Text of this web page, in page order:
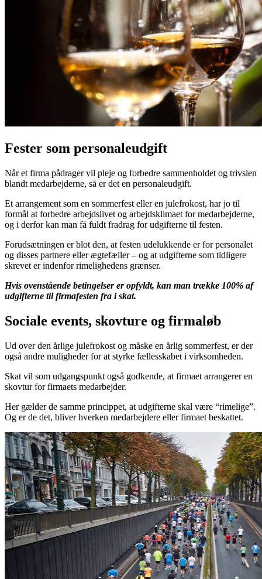
Fester som personaleudgift
Når et firma pådrager vil pleje og forbedre sammenholdet og trivslen
blandt medarbejderne, så er det en personaleudgift.
Et arrangement som en sommerfest eller en julefrokost, har jo til
formål at forbedre arbejdslivet og arbejdsklimaet for medarbejderne,
og i derfor kan man få fuldt fradrag for udgifterne til festen.
Forudsætningen er blot den, at festen udelukkende er for personalet
og disses partnere eller ægtefæller – og at udgifterne som tidligere
skrevet er indenfor rimelighedens grænser.
Hvis ovenstående betingelser er opfyldt, kan man trække 100% af
udgifterne til firmafesten fra i skat.
Sociale events, skovture og firmaløb
Ud over den årlige julefrokost og måske en årlig sommerfest, er der
også andre muligheder for at styrke fællesskabet i virksomheden.
Skat vil som udgangspunkt også godkende, at firmaet arrangerer en
skovtur for firmaets medarbejder.
Her gælder de samme princippet, at udgifterne skal være “rimelige”.
Og er de det, bliver hverken medarbejdere eller firmaet beskattet.